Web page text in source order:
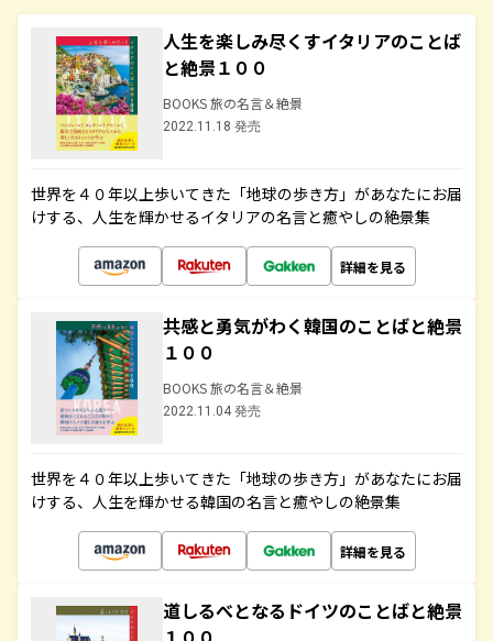
人生を楽しみ尽くすイタリアのことば
と絶景１００
BOOKS 旅の名言＆絶景
2022.11.18 発売
世界を４０年以上歩いてきた「地球の歩き方」があなたにお届
けする、人生を輝かせるイタリアの名言と癒やしの絶景集
詳細を見る
共感と勇気がわく韓国のことばと絶景
１００
BOOKS 旅の名言＆絶景
2022.11.04 発売
世界を４０年以上歩いてきた「地球の歩き方」があなたにお届
けする、人生を輝かせる韓国の名言と癒やしの絶景集
詳細を見る
道しるべとなるドイツのことばと絶景